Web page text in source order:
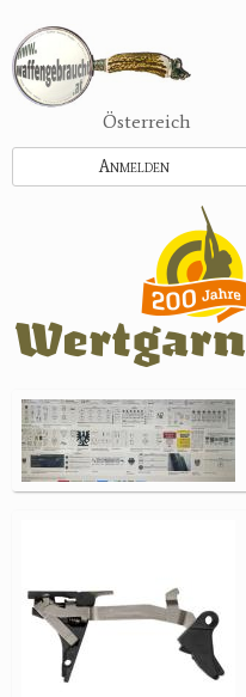
zum
Inhalt
Österreich
Anmelden